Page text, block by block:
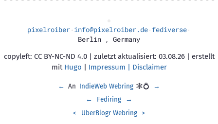
pixelroiber· info@pixelroiber.de· fediverse·
Berlin , Germany
copyleft: CC BY-NC-ND 4.0 | zuletzt aktualisiert: 03.08.26 | erstellt
mit Hugo | Impressum | Disclaimer
← An IndieWeb Webring 🕸💍
→
←
Fediring
→
<
UberBlogr Webring >